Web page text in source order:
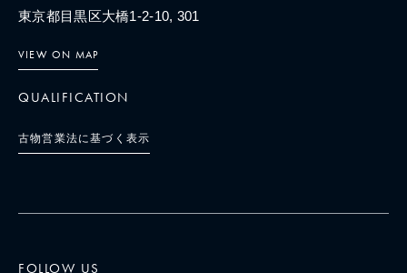
東京都目黒区大橋1-2-10, 301
VIEW ON MAP
QUALIFICATION
古物営業法に基づく表示
FOLLOW US